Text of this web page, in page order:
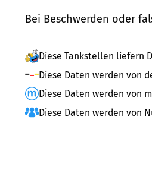
Bei Beschwerden oder
Diese Tankstellen liefern
Diese Daten werden von
Diese Daten werden von
Diese Daten werden von